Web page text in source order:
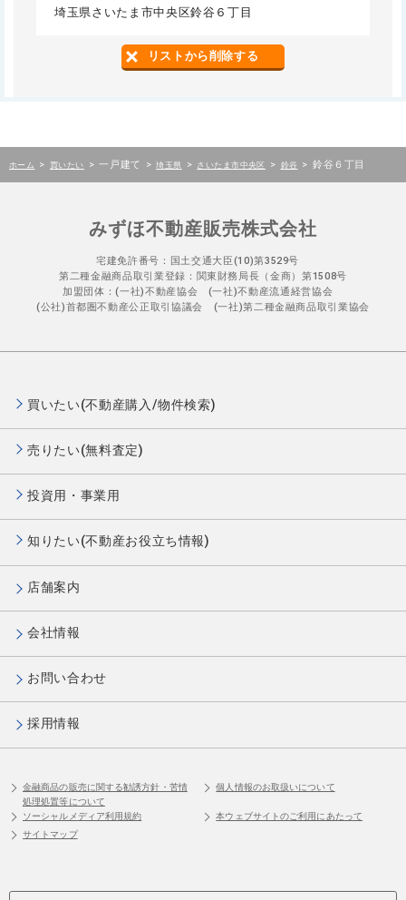
埼玉県さいたま市中央区鈴谷６丁目
リストから削除する
ホーム > 買いたい > 一戸建て > 埼玉県 > さいたま市中央区 > 鈴谷 > 鈴谷６丁目
みずほ不動産販売株式会社
宅建免許番号：国土交通大臣(10)第3529号
第二種金融商品取引業登録：関東財務局長（金商）第1508号
加盟団体：(一社)不動産協会 (一社)不動産流通経営協会
(公社)首都圏不動産公正取引協議会 (一社)第二種金融商品取引業協会
買いたい(不動産購入/物件検索)
売りたい(無料査定)
投資用・事業用
知りたい(不動産お役立ち情報)
店舗案内
会社情報
お問い合わせ
採用情報
金融商品の販売に関する勧誘方針・苦情
処理処置等について
個人情報のお取扱いについて
ソーシャルメディア利用規約
本ウェブサイトのご利用にあたって
サイトマップ